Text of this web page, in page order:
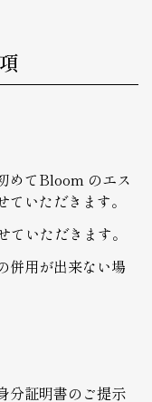
めてBloom のエス
いただきます。
いただきます。
併用が出来ない場
分証明書のご提示